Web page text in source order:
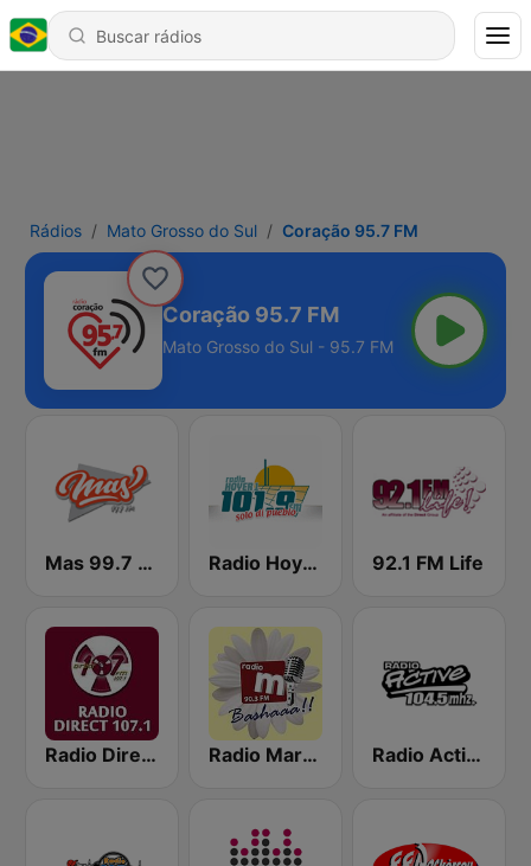
Rádios Mato Grosso do Sul Coração 95.7 FM
Coração 95.7 FM
Mato Grosso do Sul - 95.7 FM
Mas 99.7 FM Radio Hoyer 1 92.1 FM Life
Radio Direct 107.1 FM Radio Margaritha 90.3 FM Radio Active 104.5 FM